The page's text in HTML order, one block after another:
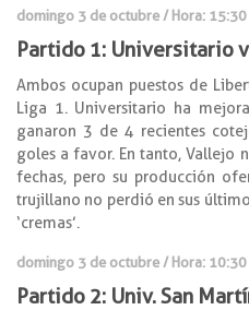
domingo 3 de octubre / Hora: 15:30
Partido 1: Universitario
Ambos ocupan puestos de
Liga 1. Universitario ha
ganaron 3 de 4 recientes
goles a favor. En tanto, Vallejo
fechas, pero su producción
trujillano no perdió en sus
‘cremas’.
domingo 3 de octubre / Hora: 10:30
Partido 2: Univ. San